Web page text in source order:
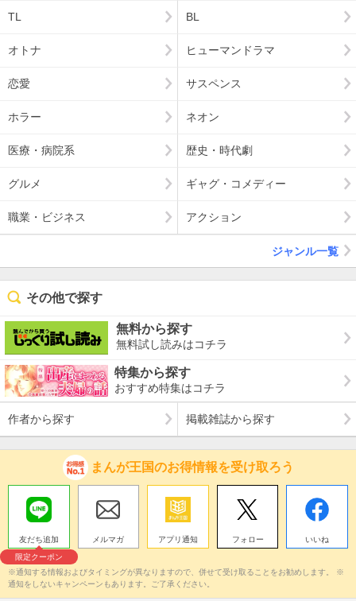
TL BL
オトナ ヒューマンドラマ
恋愛 サスペンス
ホラー ネオン
医療・病院系 歴史・時代劇
グルメ ギャグ・コメディー
職業・ビジネス アクション
ジャンル一覧
その他で探す
無料から探す
無料試し読みはコチラ
特集から探す
おすすめ特集はコチラ
作者から探す 掲載雑誌から探す
まんが王国のお得情報を受け取ろう
友だち追加
限定クーポン
メルマガ アプリ通知 フォロー いいね
※通知する情報およびタイミングが異なりますので、併せて受け取ることをお勧めします。 ※
通知をしないキャンペーンもあります。ご了承ください。